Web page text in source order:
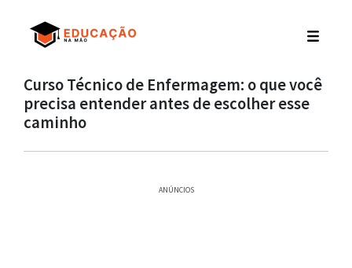
Curso Técnico de Enfermagem: o que você
precisa entender antes de escolher esse
caminho
ANÚNCIOS